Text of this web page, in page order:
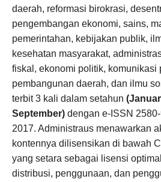
daerah, reformasi birokrasi,
pengembangan ekonomi, sains,
pemerintahan, kebijakan publik,
kesehatan masyarakat,
fiskal, ekonomi politik, komunikasi
pembangunan daerah, dan ilmu
terbit 3 kali dalam setahun
September)dengan e-ISSN
2017. Administraus menawarkan
kontennya dilisensikan di bawah
yang setara sebagai lisensi
distribusi, penggunaan, dan